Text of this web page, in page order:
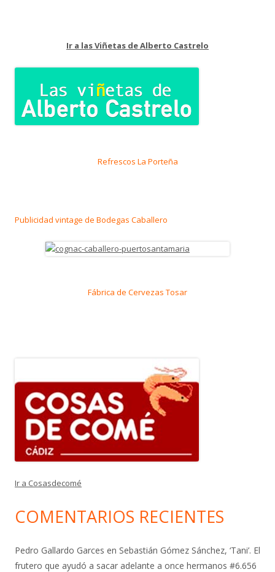
Ir a las Viñetas de Alberto Castrelo
Refrescos La Porteña
Publicidad vintage de Bodegas Caballero
Fábrica de Cervezas Tosar
Ir a Cosasdecomé
COMENTARIOS RECIENTES
Pedro Gallardo Garces en Sebastián Gómez Sánchez, ‘Tani’. El
frutero que ayudó a sacar adelante a once hermanos #6.656